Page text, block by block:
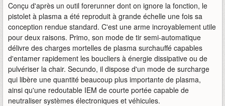
Conçu d'après un outil forerunner dont on ignore la fonction, le
pistolet à plasma a été reproduit à grande échelle une fois sa
conception rendue standard. C'est une arme incroyablement utile
pour deux raisons. Primo, son mode de tir semi-automatique
délivre des charges mortelles de plasma surchauffé capables
d'entamer rapidement les boucliers à énergie dissipative ou de
pulvériser la chair. Secundo, il dispose d'un mode de surcharge
qui libère une quantité beaucoup plus importante de plasma,
ainsi qu'une redoutable IEM de courte portée capable de
neutraliser systèmes électroniques et véhicules.